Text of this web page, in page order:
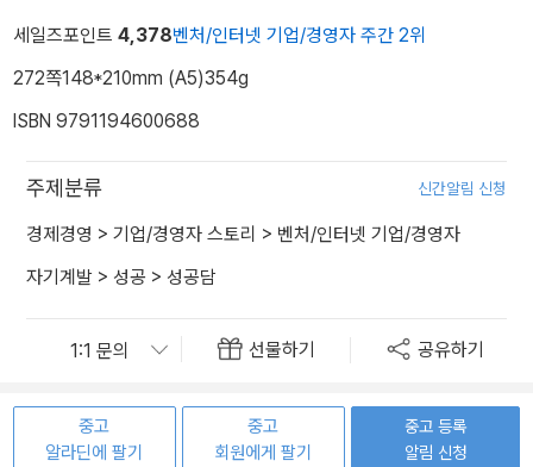
세일즈포인트 4,378벤처/인터넷 기업/경영자 주간 2위
272쪽148*210mm (A5)354g
ISBN 9791194600688
주제분류 신간알림 신청
경제경영 > 기업/경영자 스토리 > 벤처/인터넷 기업/경영자
자기계발 > 성공 > 성공담
선물하기 공유하기
중고
알라딘에 팔기
중고
회원에게 팔기
중고 등록
알림 신청